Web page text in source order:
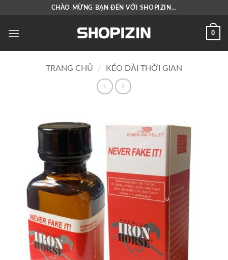
nội
CHÀO MỪNG BẠN ĐẾN VỚI SHOPIZIN...
0
TRANG CHỦ / KÉO DÀI THỜI GIAN